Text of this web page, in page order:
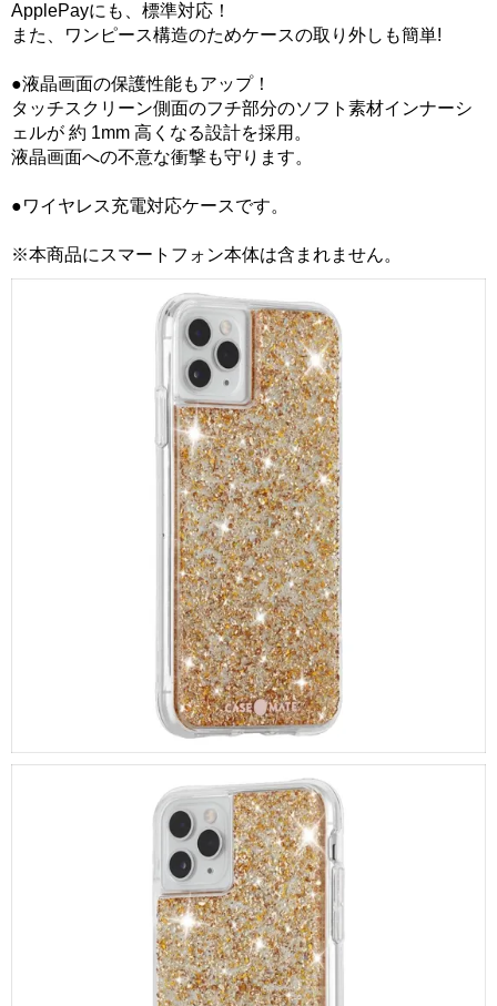
ApplePayにも、標準対応！
また、ワンピース構造のためケースの取り外しも簡単!
●液晶画面の保護性能もアップ！
タッチスクリーン側面のフチ部分のソフト素材インナーシ
ェルが 約 1mm 高くなる設計を採用。
液晶画面への不意な衝撃も守ります。
●ワイヤレス充電対応ケースです。
※本商品にスマートフォン本体は含まれません。